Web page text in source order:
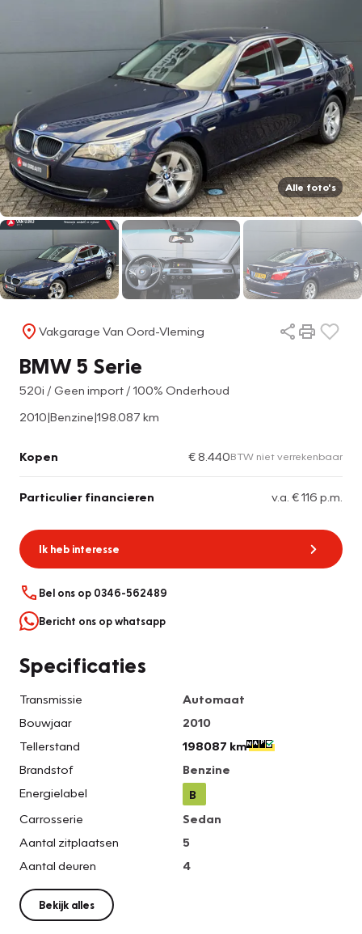
Alle foto's
Vakgarage Van Oord-Vleming
BMW 5 Serie
520i / Geen import / 100% Onderhoud
2010|Benzine|198.087 km
Kopen € 8.440BTW niet verrekenbaar
Particulier financieren v.a. € 116 p.m.
Ik heb interesse
Bel ons op 0346-562489
Bericht ons op whatsapp
Specificaties
Transmissie
Automaat
Bouwjaar
2010
Tellerstand
198087 km
Brandstof
Benzine
Energielabel
B
Carrosserie
Sedan
Aantal zitplaatsen
5
Aantal deuren
4
Bekijk alles